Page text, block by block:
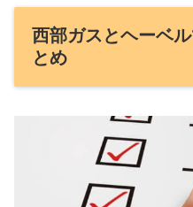
西部ガスとヘーベ
とめ